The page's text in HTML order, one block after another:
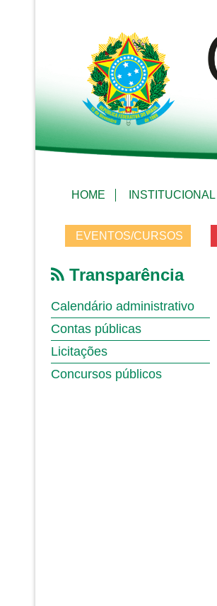
HOME INSTITUCIONAL
EVENTOS/CURSOS
Transparência
Calendário administrativo
Contas públicas
Licitações
Concursos públicos